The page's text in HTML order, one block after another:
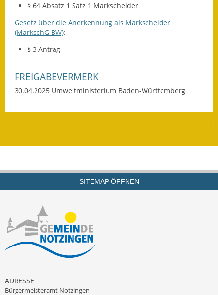
§ 64 Absatz 1 Satz 1 Markscheider
Gesetz über die Anerkennung als Markscheider
(MarkschG BW):
§ 3 Antrag
FREIGABEVERMERK
30.04.2025 Umweltministerium Baden-Württemberg
|
SITEMAP ÖFFNEN
ADRESSE
Bürgermeisteramt Notzingen